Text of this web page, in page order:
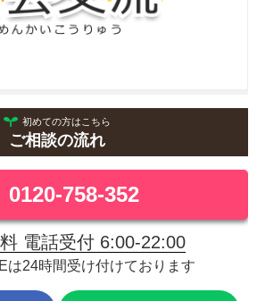
初めての方はこちら
ご相談の流れ
0120-758-352
電話受付 6:00-22:00
は24時間受け付けております